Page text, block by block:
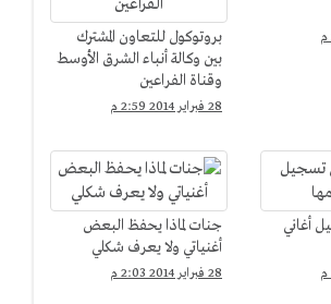
بروتوكول للتعاون المشترك
بين وكالة أنباء الشرق الأوسط
وقناة الفراعين
28 فبراير 2014 2:59 م
أغاني
جنات لماذا يحفظ البعض
أغنياتي ولا يعرف شكلي
28 فبراير 2014 2:03 م